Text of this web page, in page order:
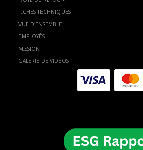
FICHES TECHNIQUES
VUE D'ENSEMBLE
EMPLOYÉS
MISSION
GALERIE DE VIDÉOS